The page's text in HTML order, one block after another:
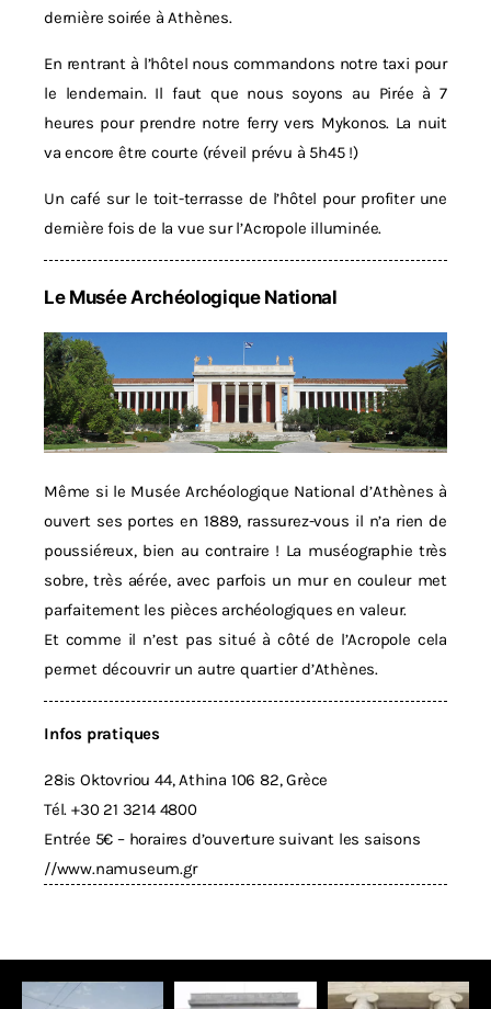
dernière soirée à Athènes.
En rentrant à l’hôtel nous commandons notre taxi pour
le lendemain. Il faut que nous soyons au Pirée à 7
heures pour prendre notre ferry vers Mykonos. La nuit
va encore être courte (réveil prévu à 5h45 !)
Un café sur le toit-terrasse de l’hôtel pour profiter une
dernière fois de la vue sur l’Acropole illuminée.
Le Musée Archéologique National
Même si le Musée Archéologique National d’Athènes à
ouvert ses portes en 1889, rassurez-vous il n’a rien de
poussiéreux, bien au contraire ! La muséographie très
sobre, très aérée, avec parfois un mur en couleur met
parfaitement les pièces archéologiques en valeur.
Et comme il n’est pas situé à côté de l’Acropole cela
permet découvrir un autre quartier d’Athènes.
Infos pratiques
28is Oktovriou 44, Athina 106 82, Grèce
Tél. +30 21 3214 4800
Entrée 5€ – horaires d’ouverture suivant les saisons
//www.namuseum.gr